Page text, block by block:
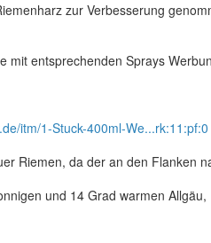
zur Verbesserung
mit entsprechenden Sprays
itm/1-Stuck-400ml-We...rk:11:pf:0
Riemen, da der an den Flanken
und 14 Grad warmen Allgäu,